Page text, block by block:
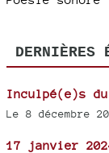
DERNIÈRES
Inculpé(e)s du
Le 8 décembre
17 janvier